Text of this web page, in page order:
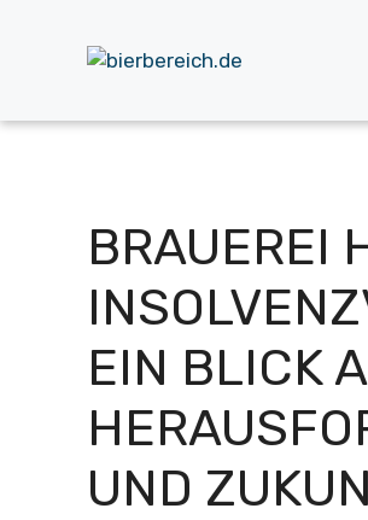
BRAUEREI
EIN BLICK
UND